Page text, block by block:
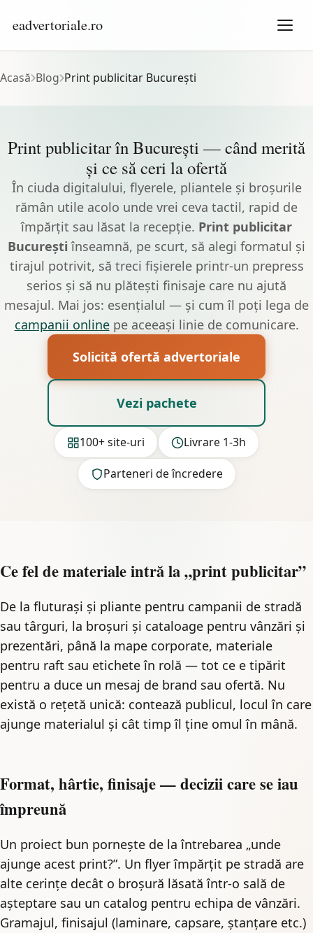
eadvertoriale.ro
Acasă Blog Print publicitar București
Print publicitar în București — când merită
și ce să ceri la ofertă
În ciuda digitalului, flyerele, pliantele și broșurile
rămân utile acolo unde vrei ceva tactil, rapid de
împărțit sau lăsat la recepție. Print publicitar
București înseamnă, pe scurt, să alegi formatul și
tirajul potrivit, să treci fișierele printr-un prepress
serios și să nu plătești finisaje care nu ajută
mesajul. Mai jos: esențialul — și cum îl poți lega de
campanii onlinepe aceeași linie de comunicare.
Solicită ofertă advertoriale
Vezi pachete
100+ site-uri Livrare 1-3h
Parteneri de încredere
Ce fel de materiale intră la „print publicitar”
De la fluturași și pliante pentru campanii de stradă
sau târguri, la broșuri și cataloage pentru vânzări și
prezentări, până la mape corporate, materiale
pentru raft sau etichete în rolă — tot ce e tipărit
pentru a duce un mesaj de brand sau ofertă. Nu
există o rețetă unică: contează publicul, locul în care
ajunge materialul și cât timp îl ține omul în mână.
Format, hârtie, finisaje — decizii care se iau
împreună
Un proiect bun pornește de la întrebarea „unde
ajunge acest print?”. Un flyer împărțit pe stradă are
alte cerințe decât o broșură lăsată într-o sală de
așteptare sau un catalog pentru echipa de vânzări.
Gramajul, finisajul (laminare, capsare, ștanțare etc.)